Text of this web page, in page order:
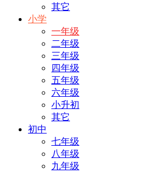
其它
小学
一年级
二年级
三年级
四年级
五年级
六年级
小升初
其它
初中
七年级
八年级
九年级